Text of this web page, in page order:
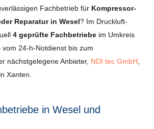
Fachbetrieb für Kompressor-
Reparatur in Wesel? Im Druckluft-
4 geprüfte Fachbetriebe im Umkreis
24-h-Notdienst bis zum
nächstgelegene Anbieter, NDI tec GmbH
Xanten.
in Wesel und